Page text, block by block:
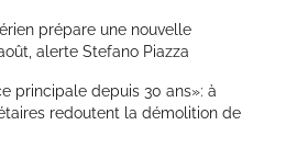
prépare une nouvelle
alerte Stefano Piazza
principale depuis 30 ans»: à
redoutent la démolition de